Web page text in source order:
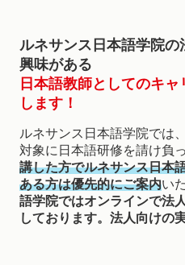
ルネサンス日本語学院の
興味がある
日本語教師としてのキ
します！
ルネサンス日本語学院では
対象に日本語研修を請け負
講した方でルネサンス日本
ある方は優先的にご案内い
語学院ではオンラインで法
しております。法人向けの